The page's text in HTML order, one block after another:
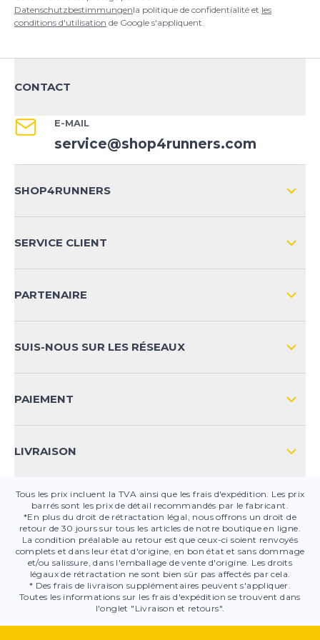
Datenschutzbestimmungenla politique de confidentialité et les
conditions d'utilisation de Google s'appliquent.
CONTACT
E-MAIL
service@shop4runners.com
SHOP4RUNNERS
SERVICE CLIENT
CONTACT
SÉCURITÉ DES PRODUITS
PARTENAIRE
SUIS-NOUS SUR LES RÉSEAUX
PAIEMENT
LIVRAISON
Tous les prix incluent la TVA ainsi que les frais d'expédition. Les prix
barrés sont les prix de détail recommandés par le fabricant.
*En plus du droit de rétractation légal, nous offrons un droit de
retour de 30 jours sur tous les articles de notre boutique en ligne.
La condition préalable au retour est que ceux-ci soient renvoyés
complets et dans leur état d'origine, en bon état et sans dommage
et/ou salissure, dans l'emballage de vente d'origine. Les droits
légaux de rétractation ne sont bien sûr pas affectés par cela.
* Des frais de livraison supplémentaires peuvent s'appliquer.
Toutes les informations sur les frais d'expédition se trouvent dans
l'onglet "Livraison et retours".